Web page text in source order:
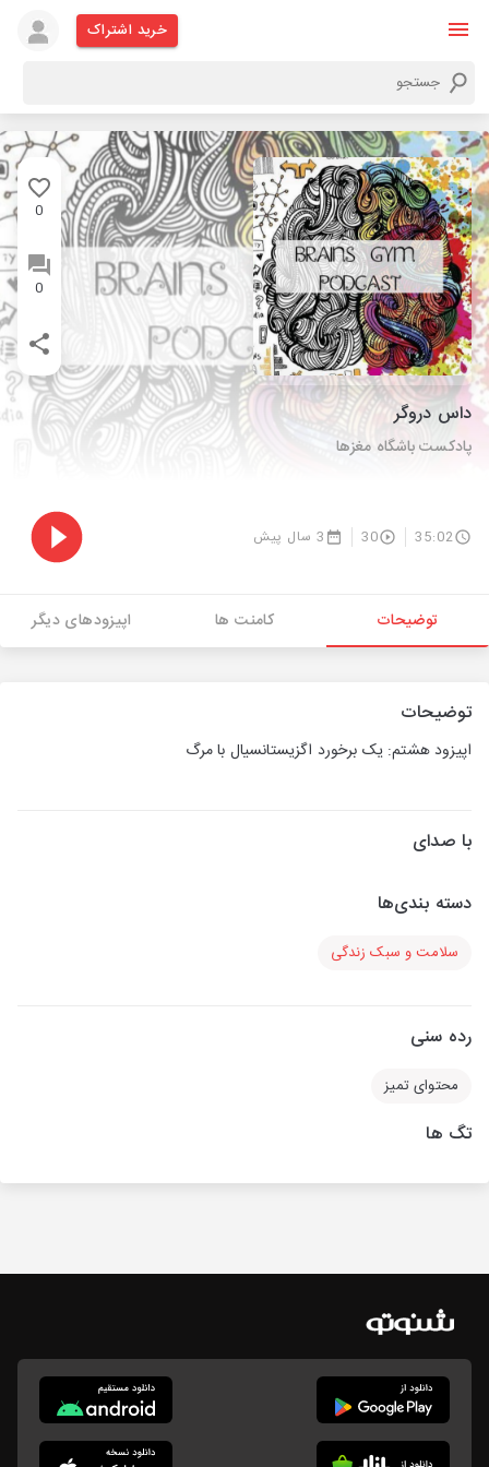
خرید اشتراک
0
0
داس دروگر
پادکست باشگاه مغزها
35:02
30 3 سال پیش
توضیحات کامنت ها اپیزودهای دیگر
توضیحات
اپیزود هشتم: یک برخورد اگزیستانسیال با مرگ
با صدای
دسته بندی‌ها
سلامت و سبک زندگی
رده سنی
محتوای تمیز
تگ ها